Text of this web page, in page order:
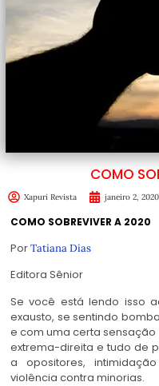
COMO
Xapuri Revista janeiro 2, 2020
COMO SOBREVIVER A 2020
PorTatiana Dias
Editora Sênior
Se você está lendo isso
exausto, se sentindo
e com uma certa
extrema-direita e tudo de
a opositores,
violência contra minorias.